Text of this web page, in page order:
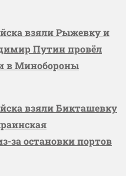
взяли Рыжевку и
Путин провёл
в Минобороны
взяли Бикташевку
за остановки портов